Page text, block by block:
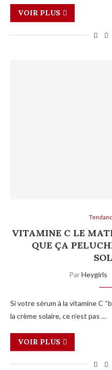
VOIR PLUS
VITAMINE C LE
QUE ÇA
ParHeygirls
Si votre sérum à la vitamine C
la crème solaire, ce n’est pas …
VOIR PLUS